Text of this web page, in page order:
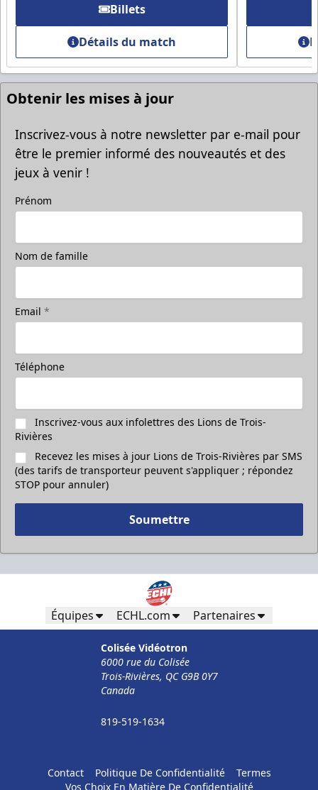
Appel (819) 519-1634
Contacter la vente de billets
Prenez une photo sur la glace
Prends une photo sur la glace avec tes amis
Pour Moins De 50 Employés
32$ Par Personne
Formules d'entreprises Info
Appel (819) 519-1634
Billets
Détails du match
Obtenir les mises à jour
Inscrivez-vous à notre newsletter par e-mail pour
être le premier informé des nouveautés et des
jeux à venir !
Prénom
Nom de famille
Email *
Téléphone
Inscrivez-vous aux infolettres des Lions de Trois-
Rivières
Recevez les mises à jour Lions de Trois-Rivières par SMS
(des tarifs de transporteur peuvent s'appliquer ; répondez
STOP pour annuler)
Soumettre
Équipes ECHL.com Partenaires
Colisée Vidéotron
6000 rue du Colisée
Trois-Rivières, QC G9B 0Y7
Canada
819-519-1634
Contact Politique De Confidentialité
Termes
Vos Choix En Matière De Confidentialité